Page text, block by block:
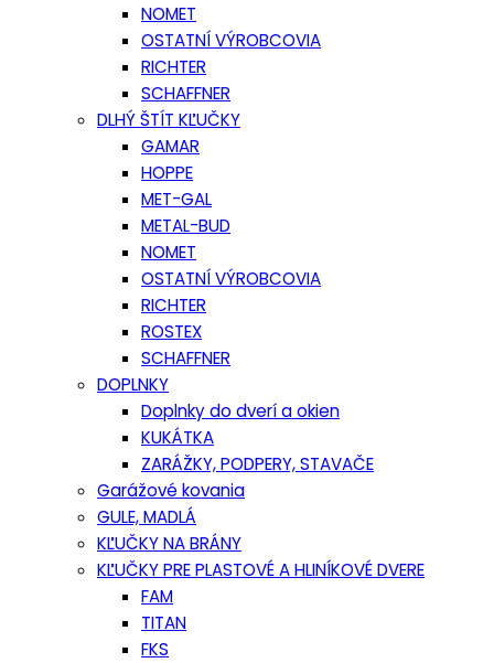
NOMET
OSTATNÍ VÝROBCOVIA
RICHTER
SCHAFFNER
DLHÝ ŠTÍT KĽUČKY
GAMAR
HOPPE
MET-GAL
METAL-BUD
NOMET
OSTATNÍ VÝROBCOVIA
RICHTER
ROSTEX
SCHAFFNER
DOPLNKY
Doplnky do dverí a okien
KUKÁTKA
ZARÁŽKY, PODPERY, STAVAČE
Garážové kovania
GULE, MADLÁ
KĽUČKY NA BRÁNY
KĽUČKY PRE PLASTOVÉ A HLINÍKOVÉ DVERE
FAM
TITAN
FKS